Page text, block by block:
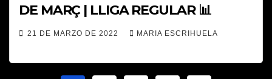
DE MARÇ | LLIGA REGULAR 📊
21 DE MARZO DE 2022 MARIA ESCRIHUELA